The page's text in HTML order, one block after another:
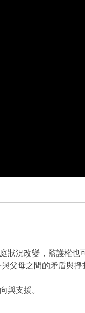
狀況改變，監護權也
父母之間的矛盾與掙
與支援。